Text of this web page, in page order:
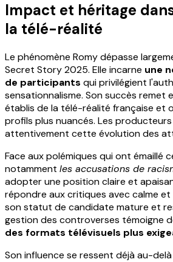
Impact et héritage
la télé-réalité
Le phénomène Romy dépasse
Secret Story 2025. Elle incarne une
de participants qui privilégient
sensationnalisme. Son succès remet
établis de la télé-réalité française et
profils plus nuancés. Les
attentivement cette évolution des
Face aux polémiques qui ont émaillé
notamment les accusations de
adopter une position claire et
répondre aux critiques avec calme
son statut de candidate mature et
gestion des controverses témoigne
des formats télévisuels plus
Son influence se ressent déjà au-delà